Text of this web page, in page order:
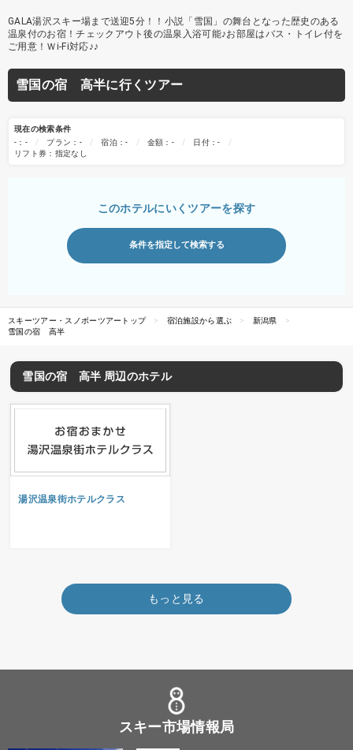
GALA湯沢スキー場まで送迎5分！！小説「雪国」の舞台となった歴史のある
温泉付のお宿！チェックアウト後の温泉入浴可能♪お部屋はバス・トイレ付を
ご用意！Ｗi-Fi対応♪♪
雪国の宿 高半に行くツアー
現在の検索条件
-：-
プラン：- 宿泊：- 金額：-
日付：-
リフト券：指定なし
このホテルにいくツアーを探す
条件を指定して検索する
スキーツアー・スノボーツアートップ 宿泊施設から選ぶ
新潟県
雪国の宿 高半
雪国の宿 高半 周辺のホテル
湯沢温泉街ホテルクラス
もっと見る
スキー市場情報局